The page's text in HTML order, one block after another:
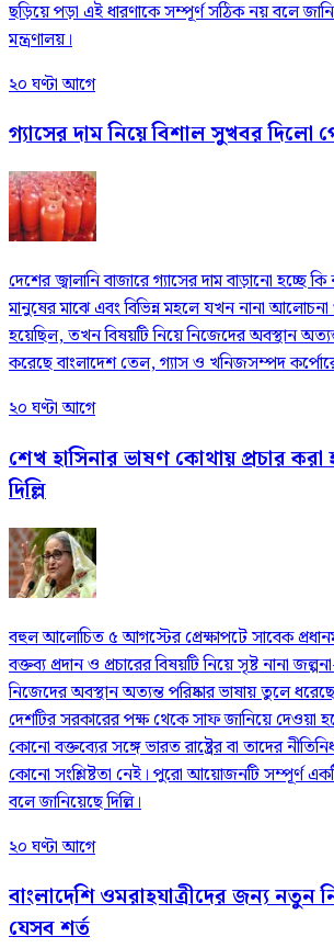
ছড়িয়ে পড়া এই ধারণাকে সম্পূর্ণ সঠিক নয় বলে
মন্ত্রণালয়।
২০ ঘণ্টা আগে
গ্যাসের দাম নিয়ে বিশাল সুখবর দিলো
দেশের জ্বালানি বাজারে গ্যাসের দাম বাড়ানো হচ্ছে
মানুষের মাঝে এবং বিভিন্ন মহলে যখন নানা আলোচনা
হয়েছিল, তখন বিষয়টি নিয়ে নিজেদের অবস্থান
করেছে বাংলাদেশ তেল, গ্যাস ও খনিজসম্পদ
২০ ঘণ্টা আগে
শেখ হাসিনার ভাষণ কোথায় প্রচার করা
দিল্লি
বহুল আলোচিত ৫ আগস্টের প্রেক্ষাপটে সাবেক
বক্তব্য প্রদান ও প্রচারের বিষয়টি নিয়ে সৃষ্ট নানা
নিজেদের অবস্থান অত্যন্ত পরিষ্কার ভাষায় তুলে ধরেছে
দেশটির সরকারের পক্ষ থেকে সাফ জানিয়ে দেওয়া
কোনো বক্তব্যের সঙ্গে ভারত রাষ্ট্রের বা তাদের
কোনো সংশ্লিষ্টতা নেই। পুরো আয়োজনটি সম্পূর্ণ
বলে জানিয়েছে দিল্লি।
২০ ঘণ্টা আগে
বাংলাদেশি ওমরাহযাত্রীদের জন্য নতুন
যেসব শর্ত